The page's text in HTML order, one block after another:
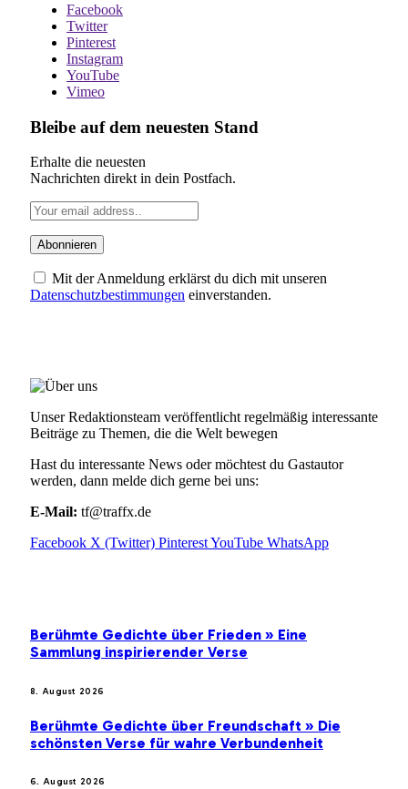
Facebook
Twitter
Pinterest
Instagram
YouTube
Vimeo
Bleibe auf dem neuesten Stand
Erhalte die neuesten
Nachrichten direkt in dein Postfach.
Mit der Anmeldung erklärst du dich mit unseren
Datenschutzbestimmungen einverstanden.
Unser Redaktionsteam veröffentlicht regelmäßig interessante
Beiträge zu Themen, die die Welt bewegen
Hast du interessante News oder möchtest du Gastautor
werden, dann melde dich gerne bei uns:
E-Mail: tf@traffx.de
Facebook X (Twitter) PinterestYouTube WhatsApp
Berühmte Gedichte über Frieden » Eine
Sammlung inspirierender Verse
8. August 2026
Berühmte Gedichte über Freundschaft » Die
schönsten Verse für wahre Verbundenheit
6. August 2026